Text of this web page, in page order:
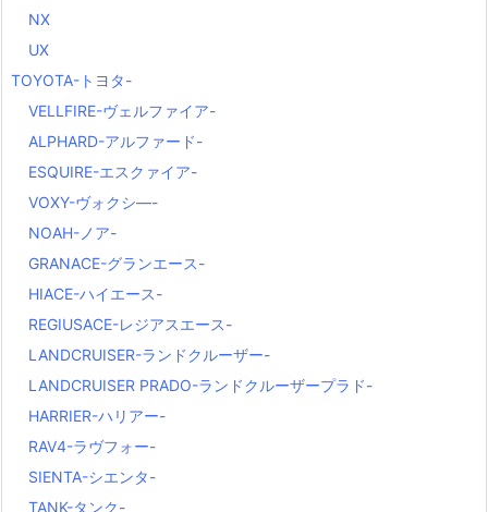
NX
UX
TOYOTA-トヨタ-
VELLFIRE-ヴェルファイア-
ALPHARD-アルファード-
ESQUIRE-エスクァイア-
VOXY-ヴォクシ―-
NOAH-ノア-
GRANACE-グランエース-
HIACE-ハイエース-
REGIUSACE-レジアスエース-
LANDCRUISER-ランドクルーザー-
LANDCRUISER PRADO-ランドクルーザープラド-
HARRIER-ハリアー-
RAV4-ラヴフォー-
SIENTA-シエンタ-
TANK-タンク-